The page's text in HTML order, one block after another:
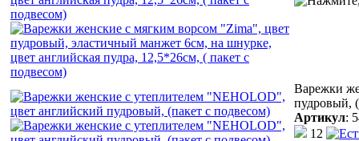
Варежки
пудровый,
Артикул:
12